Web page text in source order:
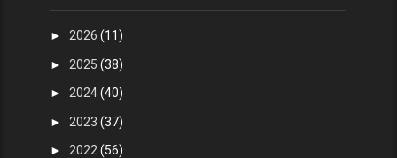
► 2026(11)
► 2025(38)
► 2024(40)
► 2023(37)
► 2022(56)